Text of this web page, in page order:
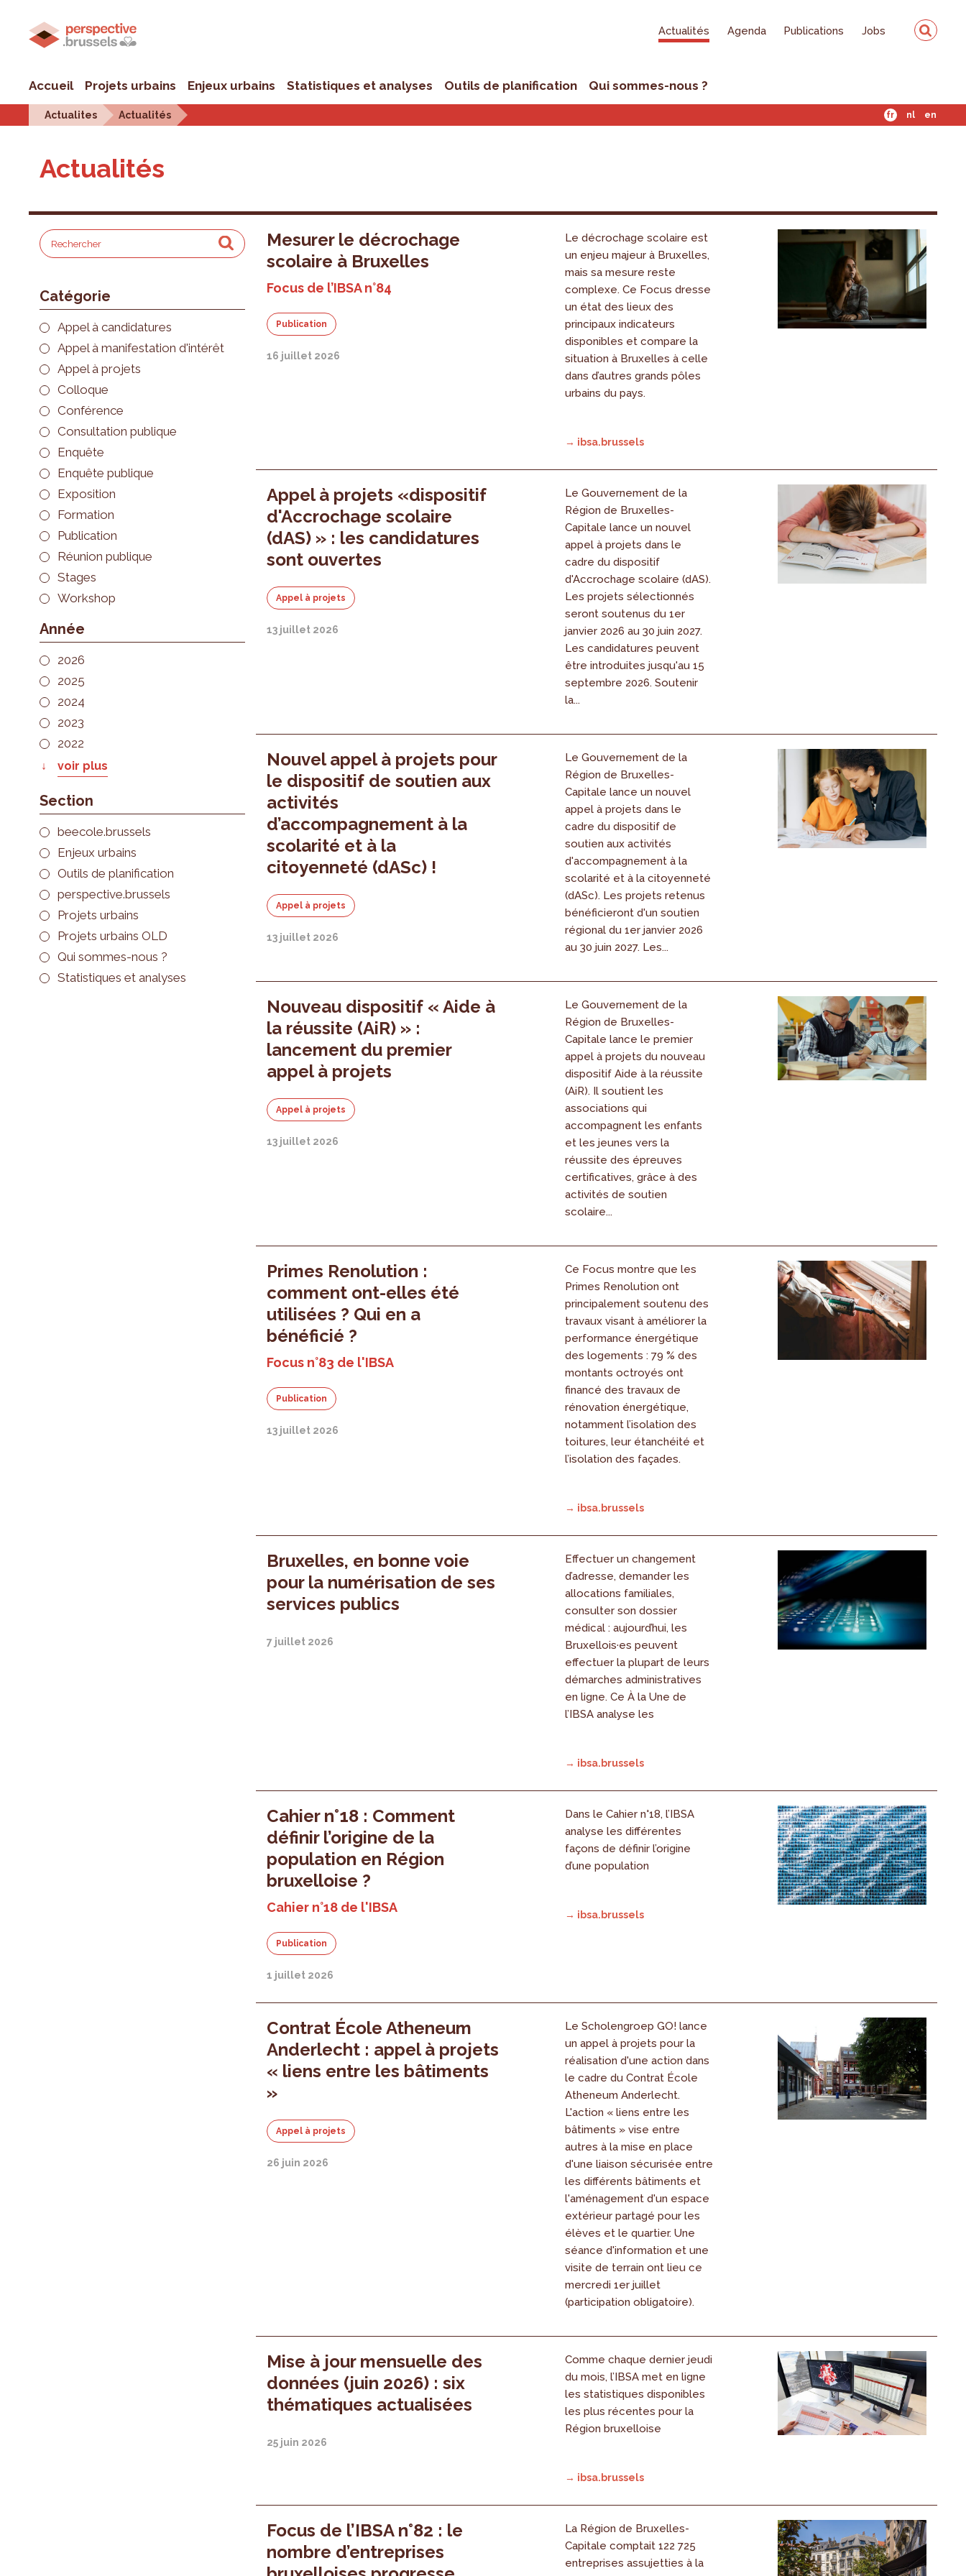
Actualités Agenda Publications Jobs
Accueil Projets urbains Enjeux urbains Statistiques et analyses Outils de planification Qui sommes-nous ?
Actualites Actualités fr nl en
Actualités
Catégorie
Appel à candidatures
Appel à manifestation d'intérêt
Appel à projets
Colloque
Conférence
Consultation publique
Enquête
Enquête publique
Exposition
Formation
Publication
Réunion publique
Stages
Workshop
Année
2026
2025
2024
2023
2022
voir plus
Section
beecole.brussels
Enjeux urbains
Outils de planification
perspective.brussels
Projets urbains
Projets urbains OLD
Qui sommes-nous ?
Statistiques et analyses
Mesurer le décrochage
scolaire à Bruxelles
Focus de l’IBSA n°84
Publication
16 juillet 2026
Le décrochage scolaire est
un enjeu majeur à Bruxelles,
mais sa mesure reste
complexe. Ce Focus dresse
un état des lieux des
principaux indicateurs
disponibles et compare la
situation à Bruxelles à celle
dans d’autres grands pôles
urbains du pays.
→ ibsa.brussels
Appel à projets «dispositif
d'Accrochage scolaire
(dAS) » : les candidatures
sont ouvertes
Appel à projets
13 juillet 2026
Le Gouvernement de la
Région de Bruxelles-
Capitale lance un nouvel
appel à projets dans le
cadre du dispositif
d'Accrochage scolaire (dAS).
Les projets sélectionnés
seront soutenus du 1er
janvier 2026 au 30 juin 2027.
Les candidatures peuvent
être introduites jusqu'au 15
septembre 2026. Soutenir
la...
Nouvel appel à projets pour
le dispositif de soutien aux
activités
d’accompagnement à la
scolarité et à la
citoyenneté (dASc) !
Appel à projets
13 juillet 2026
Le Gouvernement de la
Région de Bruxelles-
Capitale lance un nouvel
appel à projets dans le
cadre du dispositif de
soutien aux activités
d'accompagnement à la
scolarité et à la citoyenneté
(dASc). Les projets retenus
bénéficieront d'un soutien
régional du 1er janvier 2026
au 30 juin 2027. Les...
Nouveau dispositif « Aide à
la réussite (AiR) » :
lancement du premier
appel à projets
Appel à projets
13 juillet 2026
Le Gouvernement de la
Région de Bruxelles-
Capitale lance le premier
appel à projets du nouveau
dispositif Aide à la réussite
(AiR). Il soutient les
associations qui
accompagnent les enfants
et les jeunes vers la
réussite des épreuves
certificatives, grâce à des
activités de soutien
scolaire...
Primes Renolution :
comment ont-elles été
utilisées ? Qui en a
bénéficié ?
Focus n°83 de l'IBSA
Publication
13 juillet 2026
Ce Focus montre que les
Primes Renolution ont
principalement soutenu des
travaux visant à améliorer la
performance énergétique
des logements : 79 % des
montants octroyés ont
financé des travaux de
rénovation énergétique,
notamment l’isolation des
toitures, leur étanchéité et
l’isolation des façades.
→ ibsa.brussels
Bruxelles, en bonne voie
pour la numérisation de ses
services publics
7 juillet 2026
Effectuer un changement
d’adresse, demander les
allocations familiales,
consulter son dossier
médical : aujourd’hui, les
Bruxellois·es peuvent
effectuer la plupart de leurs
démarches administratives
en ligne. Ce À la Une de
l’IBSA analyse les
→ ibsa.brussels
Cahier n°18 : Comment
définir l’origine de la
population en Région
bruxelloise ?
Cahier n°18 de l'IBSA
Publication
1 juillet 2026
Dans le Cahier n°18, l’IBSA
analyse les différentes
façons de définir l’origine
d’une population
→ ibsa.brussels
Contrat École Atheneum
Anderlecht : appel à projets
« liens entre les bâtiments
»
Appel à projets
26 juin 2026
Le Scholengroep GO! lance
un appel à projets pour la
réalisation d'une action dans
le cadre du Contrat École
Atheneum Anderlecht.
L'action « liens entre les
bâtiments » vise entre
autres à la mise en place
d'une liaison sécurisée entre
les différents bâtiments et
l'aménagement d'un espace
extérieur partagé pour les
élèves et le quartier. Une
séance d'information et une
visite de terrain ont lieu ce
mercredi 1er juillet
(participation obligatoire).
Mise à jour mensuelle des
données (juin 2026) : six
thématiques actualisées
25 juin 2026
Comme chaque dernier jeudi
du mois, l’IBSA met en ligne
les statistiques disponibles
les plus récentes pour la
Région bruxelloise
→ ibsa.brussels
Focus de l’IBSA n°82 : le
nombre d’entreprises
La Région de Bruxelles-
Capitale comptait 122 725
entreprises assujetties à la